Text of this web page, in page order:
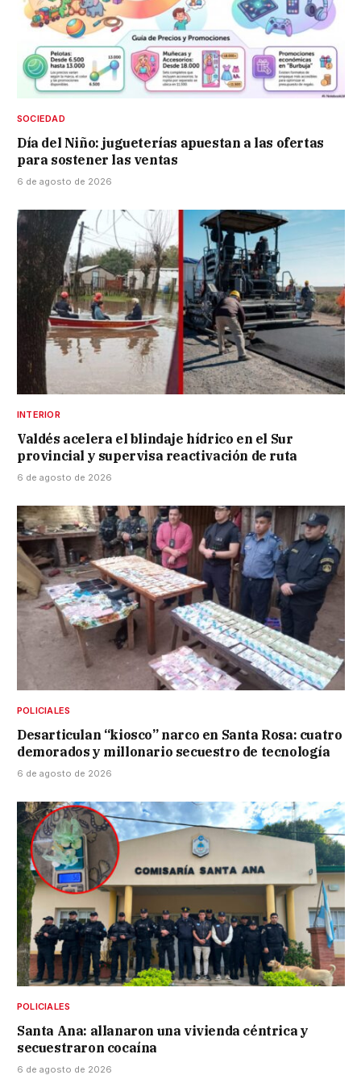
SOCIEDAD
Día del Niño: jugueterías apuestan a las ofertas
para sostener las ventas
6 de agosto de 2026
INTERIOR
Valdés acelera el blindaje hídrico en el Sur
provincial y supervisa reactivación de ruta
6 de agosto de 2026
POLICIALES
Desarticulan “kiosco” narco en Santa Rosa: cuatro
demorados y millonario secuestro de tecnología
6 de agosto de 2026
POLICIALES
Santa Ana: allanaron una vivienda céntrica y
secuestraron cocaína
6 de agosto de 2026